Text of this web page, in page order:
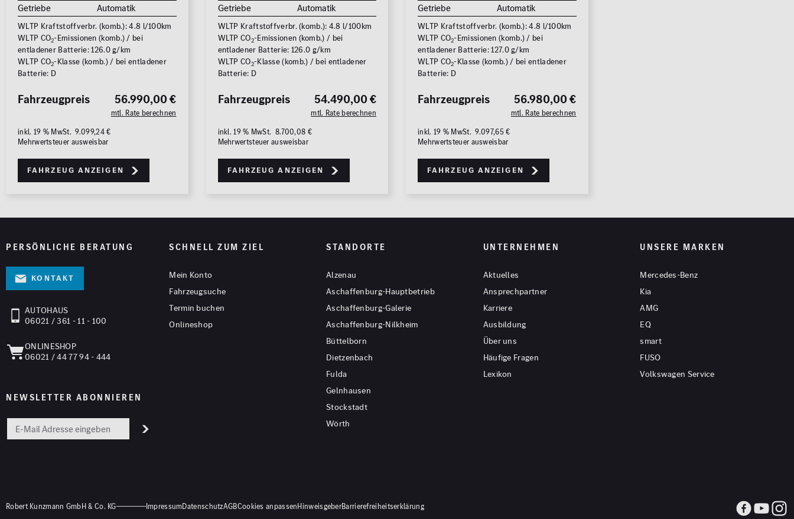
Getriebe
Automatik
WLTP Kraftstoffverbr. (komb.): 4.8 l/100km
WLTP CO2-Emissionen (komb.) / bei
entladener Batterie: 126.0 g/km
WLTP CO2-Klasse (komb.) / bei entladener
Batterie: D
56.990,00 €
mtl. Rate berechnen
Fahrzeugpreis
inkl. 19 % MwSt. 9.099,24 €
Mehrwertsteuer ausweisbar
Fahrzeug anzeigen
Getriebe
Automatik
WLTP Kraftstoffverbr. (komb.): 4.8 l/100km
WLTP CO2-Emissionen (komb.) / bei
entladener Batterie: 126.0 g/km
WLTP CO2-Klasse (komb.) / bei entladener
Batterie: D
54.490,00 €
mtl. Rate berechnen
Fahrzeugpreis
inkl. 19 % MwSt. 8.700,08 €
Mehrwertsteuer ausweisbar
Fahrzeug anzeigen
Getriebe
Automatik
WLTP Kraftstoffverbr. (komb.): 4.8 l/100km
WLTP CO2-Emissionen (komb.) / bei
entladener Batterie: 127.0 g/km
WLTP CO2-Klasse (komb.) / bei entladener
Batterie: D
56.980,00 €
mtl. Rate berechnen
Fahrzeugpreis
inkl. 19 % MwSt. 9.097,65 €
Mehrwertsteuer ausweisbar
Fahrzeug anzeigen
PERSÖNLICHE BERATUNG
Kontakt
AUTOHAUS
06021 / 361 - 11 - 100
ONLINESHOP
06021 / 44 77 94 - 444
NEWSLETTER ABONNIEREN
SCHNELL ZUM ZIEL
Mein Konto
Fahrzeugsuche
Termin buchen
Onlineshop
STANDORTE
Alzenau
Aschaffenburg-Hauptbetrieb
Aschaffenburg-Galerie
Aschaffenburg-Nilkheim
Büttelborn
Dietzenbach
Fulda
Gelnhausen
Stockstadt
Wörth
UNTERNEHMEN
Aktuelles
Ansprechpartner
Karriere
Ausbildung
Über uns
Häufige Fragen
Lexikon
UNSERE MARKEN
Mercedes-Benz
Kia
AMG
EQ
smart
FUSO
Volkswagen Service
Robert Kunzmann GmbH & Co. KG ImpressumDatenschutzAGBCookies anpassenHinweisgeberBarrierefreiheitserklärung